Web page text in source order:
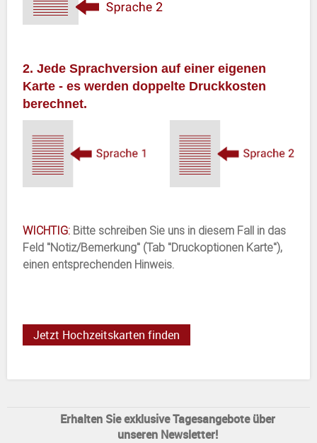
2. Jede Sprachversion auf einer eigenen
Karte - es werden doppelte Druckkosten
berechnet.
WICHTIG: Bitte schreiben Sie uns in diesem Fall in das
Feld "Notiz/Bemerkung" (Tab "Druckoptionen Karte"),
einen entsprechenden Hinweis.
Jetzt Hochzeitskarten finden
Erhalten Sie exklusive Tagesangebote über
unseren Newsletter!